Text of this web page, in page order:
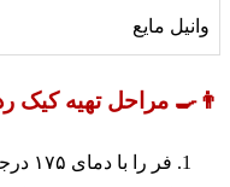
وانیل مایع
👨‍🍳 مراحل تهیه کیک